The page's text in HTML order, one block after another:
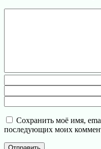
Сохранить моё имя,
последующих моих